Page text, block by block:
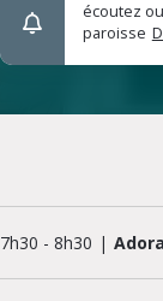
écoutez
paroisse
7h30 - 8h30